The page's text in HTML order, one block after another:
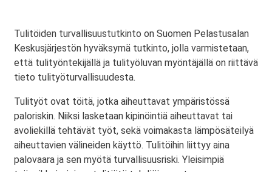
Tulitöiden turvallisuustutkinto on Suomen Pelastusalan
Keskusjärjestön hyväksymä tutkinto, jolla varmistetaan,
että tulityöntekijällä ja tulityöluvan myöntäjällä on riittävä
tieto tulityöturvallisuudesta.
Tulityöt ovat töitä, jotka aiheuttavat ympäristössä
paloriskin. Niiksi lasketaan kipinöintiä aiheuttavat tai
avoliekillä tehtävät työt, sekä voimakasta lämpösäteilyä
aiheuttavien välineiden käyttö. Tulitöihin liittyy aina
palovaara ja sen myötä turvallisuusriski. Yleisimpiä